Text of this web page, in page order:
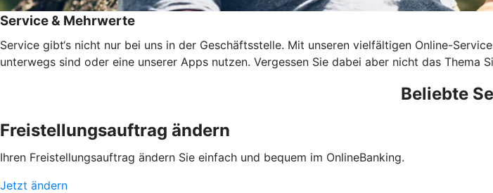
Service & Mehrwerte
Service gibt‘s nicht nur bei uns in der Geschäftsstelle. Mit unseren vielfältigen Online-
unterwegs sind oder eine unserer Apps nutzen. Vergessen Sie dabei aber nicht das Thema
Beliebte
Freistellungsauftrag ändern
Ihren Freistellungsauftrag ändern Sie einfach und bequem im OnlineBanking.
Jetzt ändern